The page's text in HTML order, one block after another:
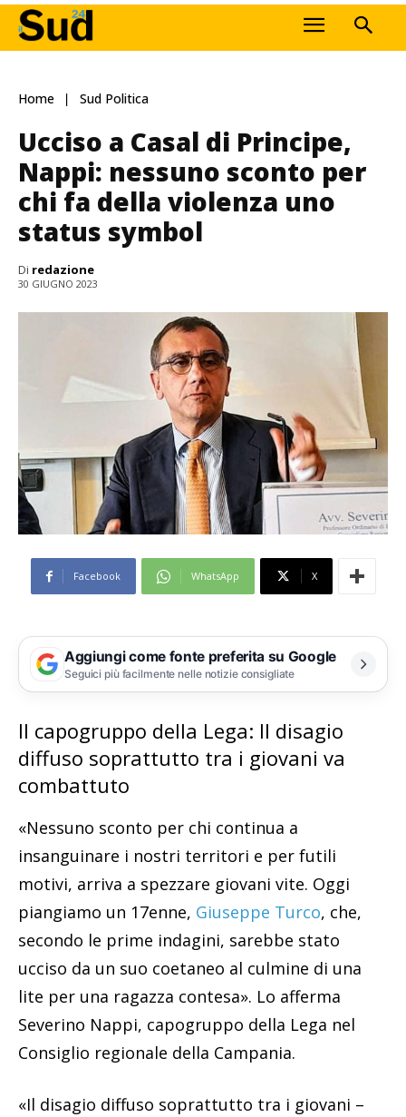
Home Sud Politica
Ucciso a Casal di Principe,
Nappi: nessuno sconto per
chi fa della violenza uno
status symbol
Di redazione
30 GIUGNO 2023
Facebook WhatsApp X
Aggiungi come fonte preferita su Google
Seguici più facilmente nelle notizie consigliate
Il capogruppo della Lega: Il disagio
diffuso soprattutto tra i giovani va
combattuto
«Nessuno sconto per chi continua a
insanguinare i nostri territori e per futili
motivi, arriva a spezzare giovani vite. Oggi
piangiamo un 17enne, Giuseppe Turco, che,
secondo le prime indagini, sarebbe stato
ucciso da un suo coetaneo al culmine di una
lite per una ragazza contesa». Lo afferma
Severino Nappi, capogruppo della Lega nel
Consiglio regionale della Campania.
«Il disagio diffuso soprattutto tra i giovani –